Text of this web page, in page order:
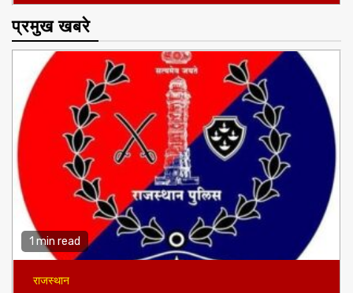
प्रमुख खबरे
1 min read
राजस्थान